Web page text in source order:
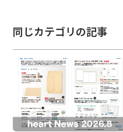
同じカテゴリの記事